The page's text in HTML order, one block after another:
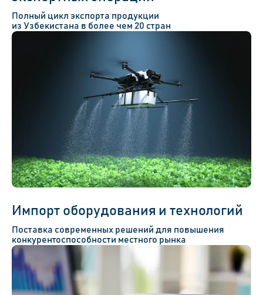
Полный цикл экспорта продукции
из Узбекистана в более чем 20 стран
Импорт оборудования и технологий
Поставка современных решений для повышения
конкурентоспособности местного рынка